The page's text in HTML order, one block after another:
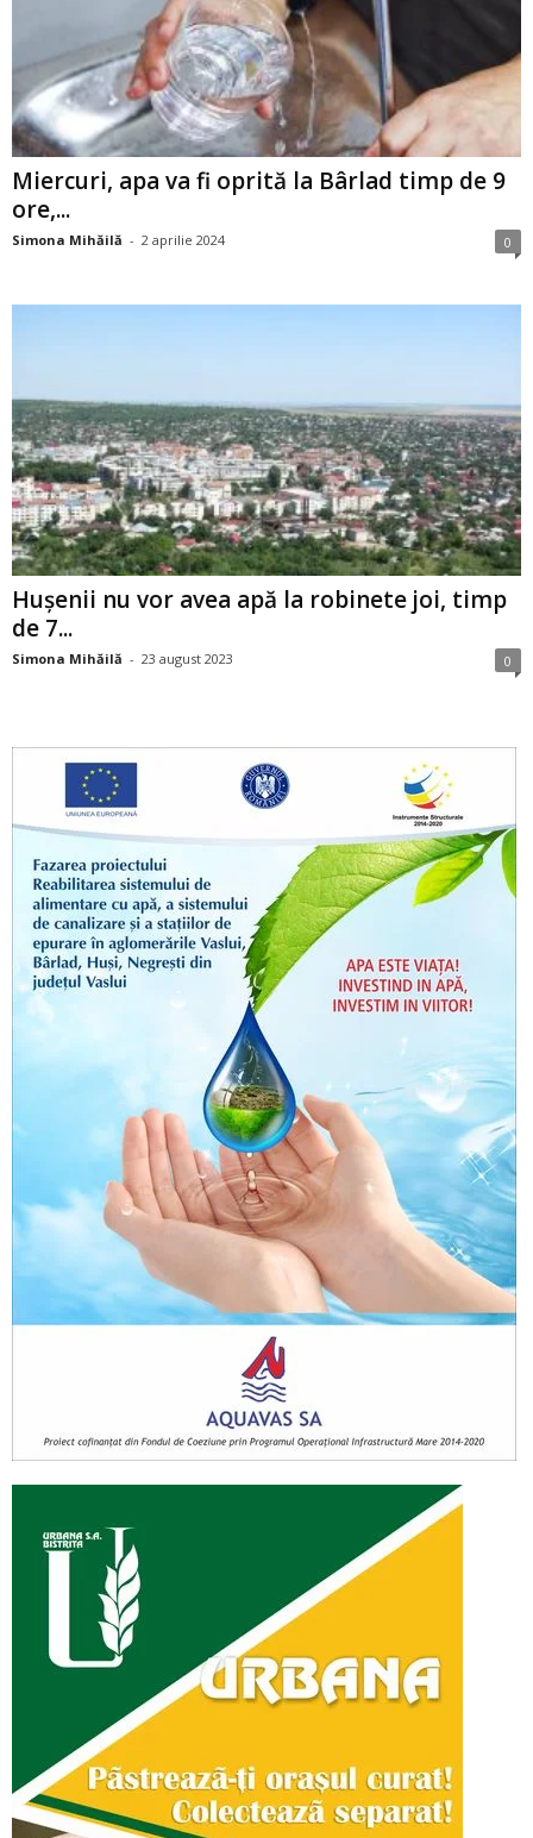
Miercuri, apa va fi oprită la Bârlad timp de 9
ore,...
Simona Mihăilă - 2 aprilie 2024 0
Hușenii nu vor avea apă la robinete joi, timp
de 7...
Simona Mihăilă - 23 august 2023 0